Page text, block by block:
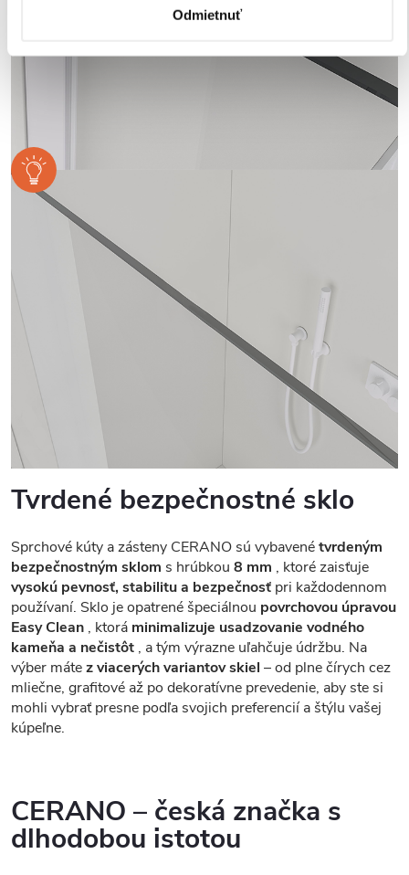
Odmietnuť
Tvrdené bezpečnostné sklo
Sprchové kúty a zásteny CERANO sú vybavenétvrdeným
bezpečnostným sklom s hrúbkou 8 mm , ktoré zaisťuje
vysokú pevnosť, stabilitu a bezpečnosť pri každodennom
používaní. Sklo je opatrené špeciálnou povrchovou úpravou
Easy Clean , ktorá minimalizuje usadzovanie vodného
kameňa a nečistôt , a tým výrazne uľahčuje údržbu. Na
výber mátez viacerých variantov skiel – od plne čírych cez
mliečne, grafitové až po dekoratívne prevedenie, aby ste si
mohli vybrať presne podľa svojich preferencií a štýlu vašej
kúpeľne.
CERANO – česká značka s
dlhodobou istotou